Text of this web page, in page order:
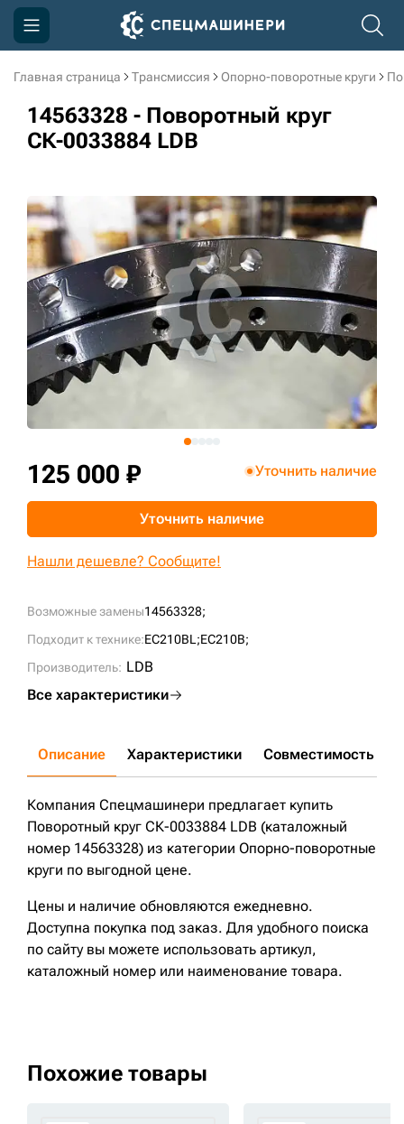
Главная страница Трансмиссия Опорно-поворотные круги
14563328 - Поворотный круг
СК-0033884 LDB
Возможные замены14563328;
Подходит к технике:EC210BL;EC210B;
Производитель: LDB
Все характеристики
125 000 ₽ Уточнить наличие
Уточнить наличие
Нашли дешевле? Сообщите!
Описание Характеристики Совместимость
Компания Спецмашинери предлагает купить
Поворотный круг СК-0033884 LDB (каталожный
номер 14563328) из категории Опорно-поворотные
круги по выгодной цене.
Цены и наличие обновляются ежедневно.
Доступна покупка под заказ. Для удобного поиска
по сайту вы можете использовать артикул,
каталожный номер или наименование товара.
Похожие товары
Компания
Акции
Информация
Контакты
3D тур по производству
3D тур по складам
sksale@skdst.ru
+7 (499) 394-50-93